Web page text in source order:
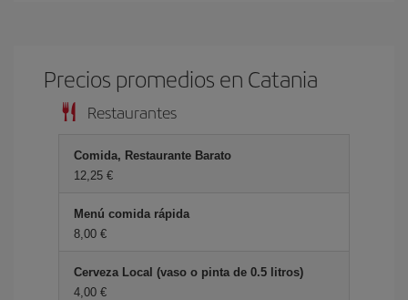
Precios promedios en Catania
Restaurantes
Comida, Restaurante Barato
12,25 €
Menú comida rápida
8,00 €
Cerveza Local (vaso o pinta de 0.5 litros)
4,00 €